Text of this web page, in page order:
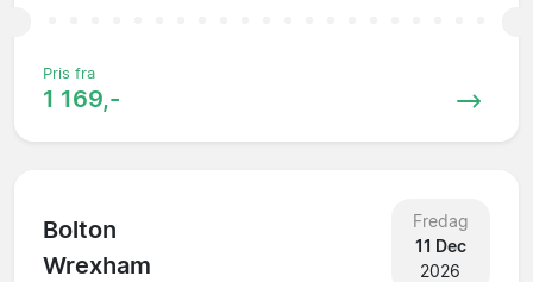
Pris fra
1 169,-
Bolton
Wrexham
Fredag
11 Dec
2026